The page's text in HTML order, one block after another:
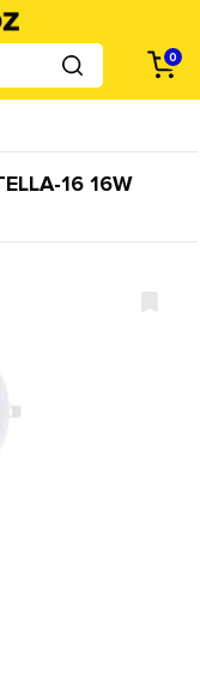
0
16 16W